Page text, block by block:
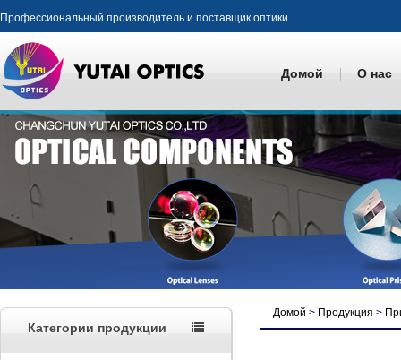
Профессиональный производитель и поставщик оптики
Домой О нас
Категории продукции
Домой > Продукция >